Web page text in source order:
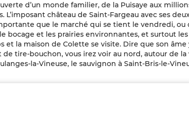
d’un monde familier, de la Puisaye aux
L’imposant château de Saint-Fargeau avec ses
que le marché qui se tient le vendredi, ou
bocage et les prairies environnantes, et surtout
et la maison de Colette se visite. Dire que son
tire-bouchon, vous irez voir au nord, autour de
la-Vineuse, le sauvignon à Saint-Bris-le-